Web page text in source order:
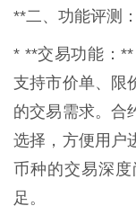
**二、功能评测
* **交易功能：
支持市价单、限
的交易需求。合
选择，方便用户
币种的交易深
足。